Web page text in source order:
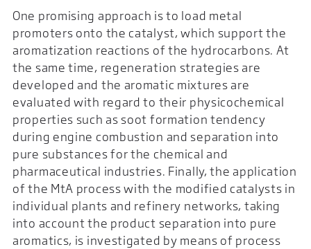
One promising approach is to load metal
promoters onto the catalyst, which support the
aromatization reactions of the hydrocarbons. At
the same time, regeneration strategies are
developed and the aromatic mixtures are
evaluated with regard to their physicochemical
properties such as soot formation tendency
during engine combustion and separation into
pure substances for the chemical and
pharmaceutical industries. Finally, the application
of the MtA process with the modified catalysts in
individual plants and refinery networks, taking
into account the product separation into pure
aromatics, is investigated by means of process